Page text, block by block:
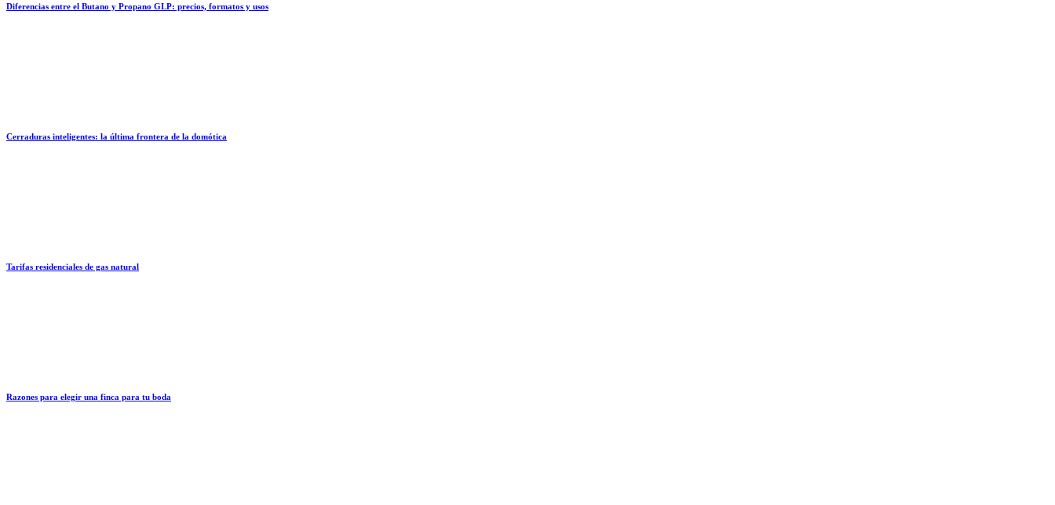
Diferencias entre el Butano y Propano GLP: precios, formatos y usos
Cerraduras inteligentes: la última frontera de la domótica
Tarifas residenciales de gas natural
Razones para elegir una finca para tu boda